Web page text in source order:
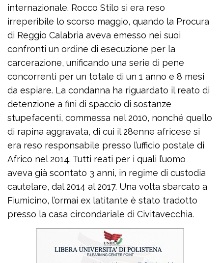
internazionale. Rocco Stilo si era reso
irreperibile lo scorso maggio, quando la Procura
di Reggio Calabria aveva emesso nei suoi
confronti un ordine di esecuzione per la
carcerazione, unificando una serie di pene
concorrenti per un totale di un 1 anno e 8 mesi
da espiare. La condanna ha riguardato il reato di
detenzione a fini di spaccio di sostanze
stupefacenti, commessa nel 2010, nonché quello
di rapina aggravata, di cui il 28enne africese si
era reso responsabile presso l’ufficio postale di
Africo nel 2014. Tutti reati per i quali l’uomo
aveva già scontato 3 anni, in regime di custodia
cautelare, dal 2014 al 2017. Una volta sbarcato a
Fiumicino, l’ormai ex latitante è stato tradotto
presso la casa circondariale di Civitavecchia.